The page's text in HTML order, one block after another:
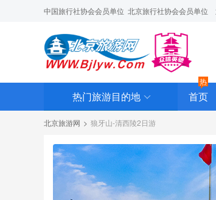
中国旅行社协会会员单位  北京旅行社协会会员单位
热门旅游目的地 首页
热
北京旅游网 > 狼牙山-清西陵2日游